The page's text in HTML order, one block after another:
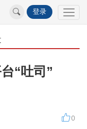
登录
“吐司”
0